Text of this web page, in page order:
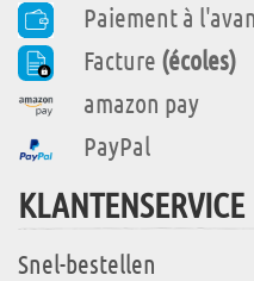
Paiement à
Facture (écoles)
amazon pay
PayPal
KLANTENSERVICE
Snel-bestellen